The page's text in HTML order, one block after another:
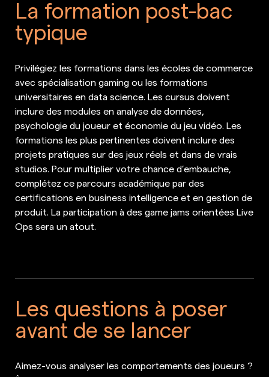
La formation post-bac
typique
Privilégiez les formations dans les écoles de commerce
avec spécialisation gaming ou les formations
universitaires en data science. Les cursus doivent
inclure des modules en analyse de données,
psychologie du joueur et économie du jeu vidéo. Les
formations les plus pertinentes doivent inclure des
projets pratiques sur des jeux réels et dans de vrais
studios. Pour multiplier votre chance d’embauche,
complétez ce parcours académique par des
certifications en business intelligence et en gestion de
produit. La participation à des game jams orientées Live
Ops sera un atout.
Les questions à poser
avant de se lancer
Aimez-vous analyser les comportements des joueurs ?